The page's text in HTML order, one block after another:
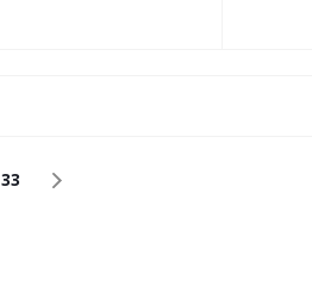
33